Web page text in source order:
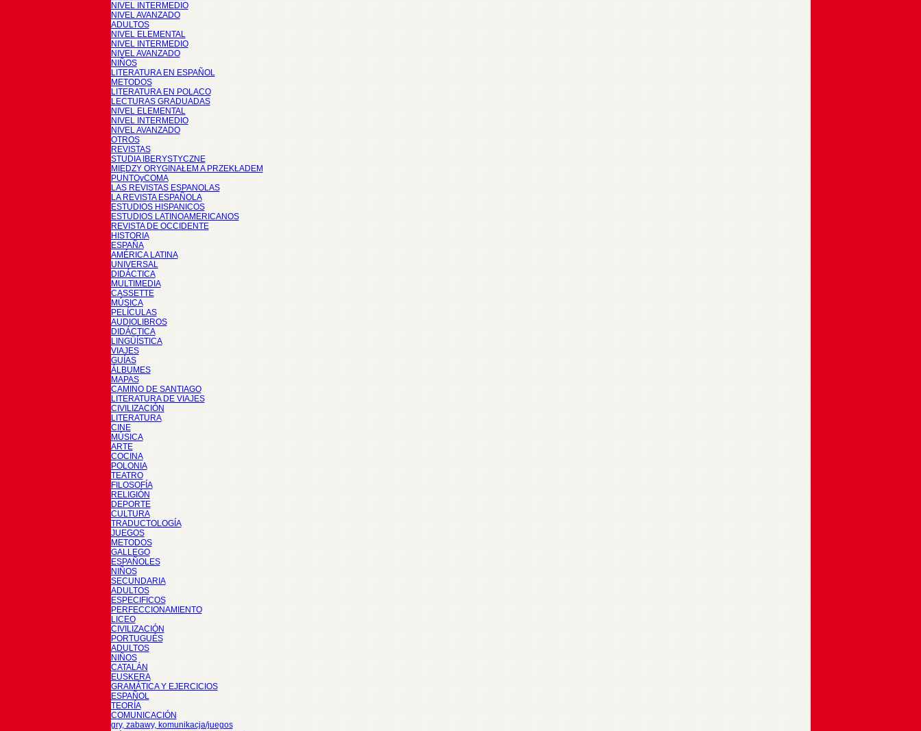
NIVEL INTERMEDIO
NIVEL AVANZADO
ADULTOS
NIVEL ELEMENTAL
NIVEL INTERMEDIO
NIVEL AVANZADO
NIÑOS
LITERATURA EN ESPAÑOL
METODOS
LITERATURA EN POLACO
LECTURAS GRADUADAS
NIVEL ELEMENTAL
NIVEL INTERMEDIO
NIVEL AVANZADO
OTROS
REVISTAS
STUDIA IBERYSTYCZNE
MIĘDZY ORYGINAŁEM A PRZEKŁADEM
PUNTOyCOMA
LAS REVISTAS ESPANOLAS
LA REVISTA ESPAÑOLA
ESTUDIOS HISPANICOS
ESTUDIOS LATINOAMERICANOS
REVISTA DE OCCIDENTE
HISTORIA
ESPAÑA
AMÉRICA LATINA
UNIVERSAL
DIDÁCTICA
MULTIMEDIA
CASSETTE
MÚSICA
PELÍCULAS
AUDIOLIBROS
DIDÁCTICA
LINGÜÍSTICA
VIAJES
GUÍAS
ÁLBUMES
MAPAS
CAMINO DE SANTIAGO
LITERATURA DE VIAJES
CIVILIZACIÓN
LITERATURA
CINE
MÚSICA
ARTE
COCINA
POLONIA
TEATRO
FILOSOFÍA
RELIGIÓN
DEPORTE
CULTURA
TRADUCTOLOGÍA
JUEGOS
METODOS
GALLEGO
ESPAÑOLES
NIÑOS
SECUNDARIA
ADULTOS
ESPECIFICOS
PERFECCIONAMIENTO
LICEO
CIVILIZACIÓN
PORTUGUÉS
ADULTOS
NIÑOS
CATALÁN
EUSKERA
GRAMÁTICA Y EJERCICIOS
ESPAÑOL
TEORÍA
COMUNICACIÓN
gry, zabawy, komunikacja/juegos